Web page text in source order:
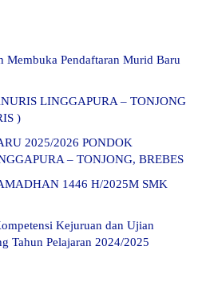
Membuka Pendaftaran Murid Baru
LINGGAPURA – TONJONG
)
2025/2026 PONDOK
– TONJONG, BREBES
1446 H/2025M SMK
Kejuruan dan Ujian
Tahun Pelajaran 2024/2025